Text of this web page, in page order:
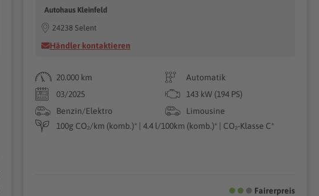
Autohaus Kleinfeld
24238 Selent
Händler kontaktieren
20.000 km
Automatik
03/2025
143 kW (194 PS)
Benzin/Elektro
Limousine
100g CO₂/km (komb.)* | 4.4 l/100km (komb.)* | CO₂-Klasse C*
Fairerpreis